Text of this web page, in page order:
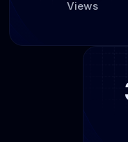
Views